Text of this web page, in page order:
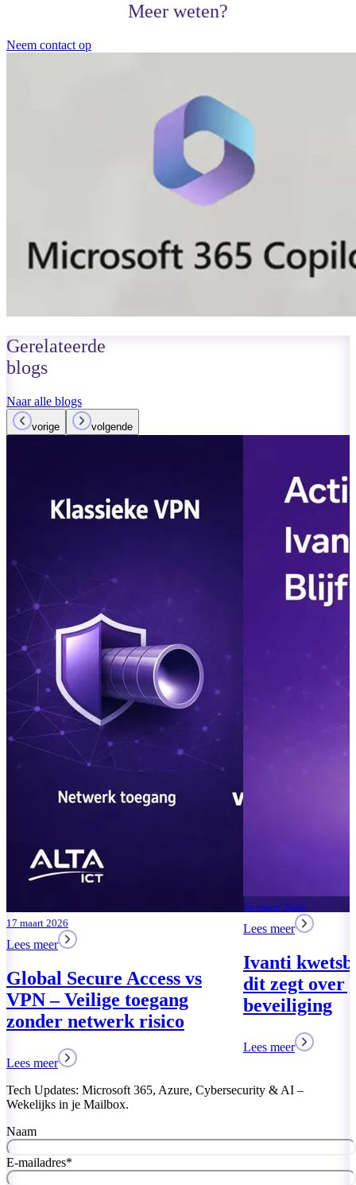
Meer weten?
Neem contact op
Gerelateerde
blogs
Naar alle blogs
vorige volgende
Lees meer
dit zegt over jouw IT-
beveiliging
Lees meer
Private
Microsoft
Lees meer
Tech Updates: Microsoft 365, Azure, Cybersecurity & AI –
Wekelijks in je Mailbox.
Naam
E-mailadres*